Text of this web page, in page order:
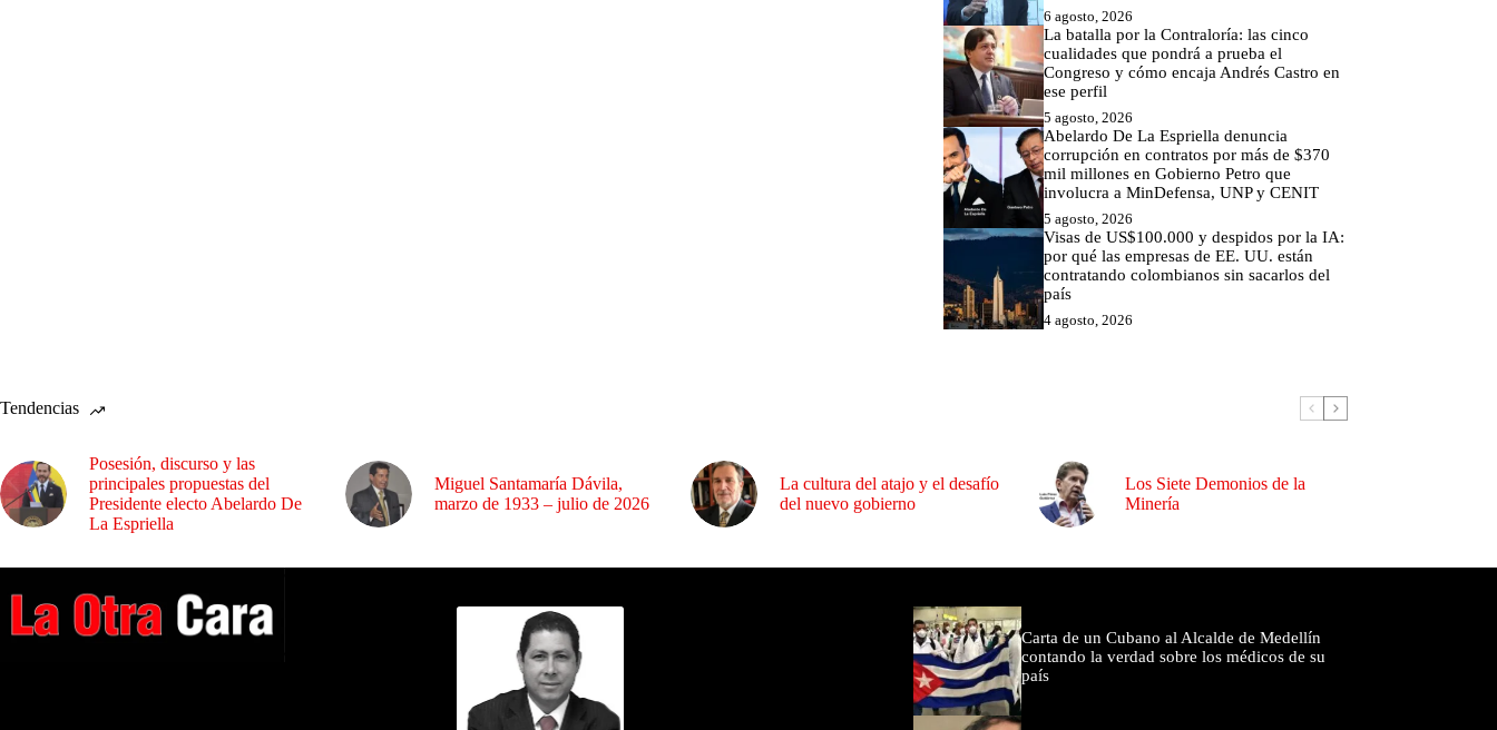
6 agosto, 2026
La batalla por la Contraloría: las cinco
cualidades que pondrá a prueba el
Congreso y cómo encaja Andrés Castro en
ese perfil
5 agosto, 2026
Abelardo De La Espriella denuncia
corrupción en contratos por más de $370
mil millones en Gobierno Petro que
involucra a MinDefensa, UNP y CENIT
5 agosto, 2026
Visas de US$100.000 y despidos por la IA:
por qué las empresas de EE. UU. están
contratando colombianos sin sacarlos del
país
4 agosto, 2026
Tendencias
Posesión, discurso y las
principales propuestas del
Presidente electo Abelardo De
La Espriella
Miguel Santamaría Dávila,
marzo de 1933 – julio de 2026
La cultura del atajo y el desafío
del nuevo gobierno
Los Siete Demonios de la
Minería
Carta de un Cubano al Alcalde de Medellín
contando la verdad sobre los médicos de su
país